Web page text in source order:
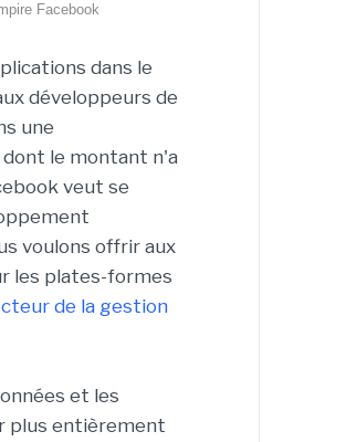
Facebook
dans le
développeurs de
une
le montant n'a
veut se
voulons offrir aux
les plates-formes
de la gestion
et les
plus entièrement